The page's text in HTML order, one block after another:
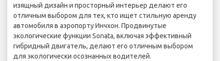
изящный дизайн и просторный интерьер делают его
отличным выбором для тех, кто ищет стильную аренду
автомобиля в аэропорту Инчхон. Продвинутые
экологические функции Sonata, включая эффективный
гибридный двигатель, делают его отличным выбором
для экологически осознанных водителей.